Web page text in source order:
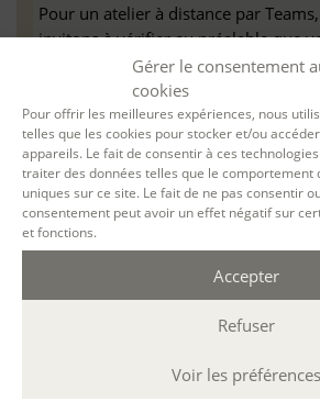
Gérer le consentement
cookies
Pour offrir les meilleures expériences, nous
telles que les cookies pour stocker et/ou
appareils. Le fait de consentir à ces
traiter des données telles que le comportement
uniques sur ce site. Le fait de ne pas consentir
consentement peut avoir un effet négatif sur
et fonctions.
Accepter
Refuser
Voir les préférences
Pour un atelier à distance par
invitons à vérifier au préalable que
configuration minimale requise
dans les meilleures conditions :
matérielle requise pourMicrosoft
Learn
Accessibilité : ALEPH-ÉCRITURE est
personnes en situation de handicap. Si
d’un aménagement spécifique de
à nous contacter en amont de votre
supports, accessibilité de nos salles).